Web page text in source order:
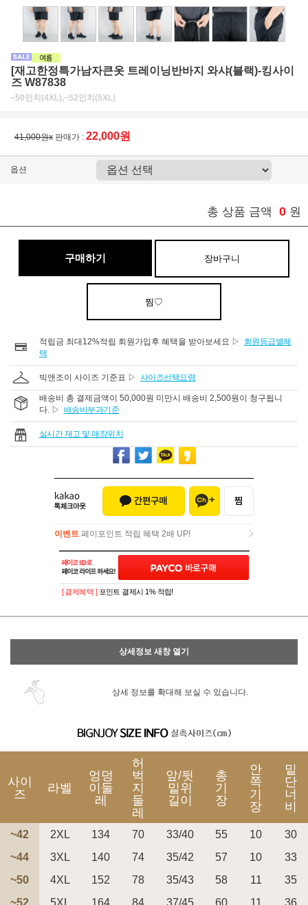
[재고한정특가남자큰옷 트레이닝반바지 와샤(블랙)-킹사이
즈 W87838
~50인치(4XL),~52인치(5XL)
41,000원x 판매가 : 22,000원
옵션
총 상품 금액 0 원
구매하기 장바구니
찜♡
적립금 최대12%적립 회원가입후 혜택을 받아보세요 ▷
회원등급별혜
택
빅앤조이 사이즈 기준표 ▷ 사이즈선택요령
배송비 총 결제금액이 50,000원 미만시 배송비 2,500원이 청구됩니
다. ▷ 배송비부과기준
실시간 재고 및 매장위치
이벤트 페이포인트 적립 혜택 2배 UP!
이벤트페이포인트 적립 혜택 2배 UP!
페이코 ID로 페
[ 결제혜택 ] 포인트 결제시 1% 적립!
상세정보 새창 열기
상세 정보를 확대해 보실 수 있습니다.
사이
즈
라벨
엉덩
이둘
레
허
벅
지
둘
레
앞/뒷
밑위
길이
총
기
장
안
쪽
기
장
밑
단
너
비
~42 2XL 134 70 33/40 55 10
30
~44
3XL 140 74 35/42 57 10
33
~50
4XL 152 78 35/43 58 11
35
~52
5XL 164 84 37/45 60 11 36